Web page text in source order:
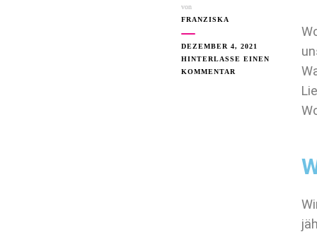
von
FRANZISKA
DEZEMBER 4, 2021
HINTERLASSE EINEN
KOMMENTAR